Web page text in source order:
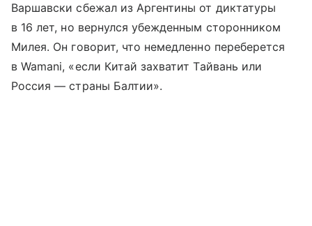
Варшавски сбежал из Аргентины от диктатуры
в 16 лет, но вернулся убежденным сторонником
Милея. Он говорит, что немедленно переберется
в Wamani, «если Китай захватит Тайвань или
Россия — страны Балтии».